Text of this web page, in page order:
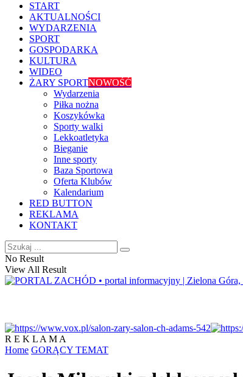
START
AKTUALNOŚCI
WYDARZENIA
SPORT
GOSPODARKA
KULTURA
WIDEO
ŻARY SPORTNOWOŚĆ
Wydarzenia
Piłka nożna
Koszykówka
Sporty walki
Lekkoatletyka
Bieganie
Inne sporty
Baza Sportowa
Oferta Klubów
Kalendarium
RED BUTTON
REKLAMA
KONTAKT
No Result
View All Result
R E K L A M A
Home GORĄCY TEMAT